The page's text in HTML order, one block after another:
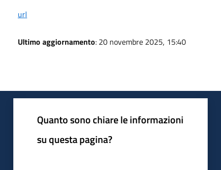
url
Ultimo aggiornamento: 20 novembre 2025, 15:40
Quanto sono chiare le informazioni
su questa pagina?